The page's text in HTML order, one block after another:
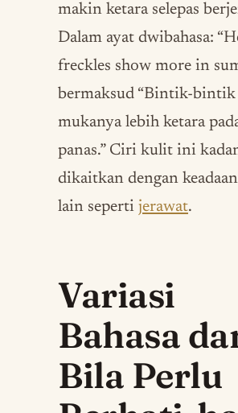
makin ketara selepas
Dalam ayat dwibahasa:
freckles show more in
bermaksud “Bintik-bintik
mukanya lebih ketara
panas.” Ciri kulit ini
dikaitkan dengan
lain seperti jerawat.
Variasi
Bahasa
Bila Perlu